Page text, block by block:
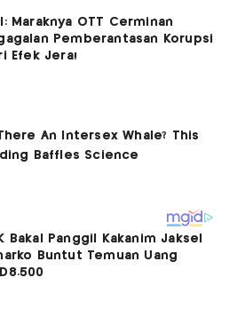
Maraknya OTT Cerminan
Pemberantasan Korupsi
Efek Jera!
Bakal Panggil Kakanim Jaksel
Buntut Temuan Uang